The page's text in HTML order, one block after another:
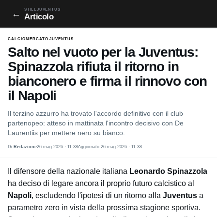
← STILEJUVENTUS
Articolo
CALCIOMERCATO JUVENTUS
Salto nel vuoto per la Juventus:
Spinazzola rifiuta il ritorno in
bianconero e firma il rinnovo con
il Napoli
Il terzino azzurro ha trovato l'accordo definitivo con il club
partenopeo: atteso in mattinata l'incontro decisivo con De
Laurentiis per mettere nero su bianco.
Di Redazione26 mag 2026 · 11:38Aggiornato 26 mag 2026 · 11:38
Il difensore della nazionale italiana Leonardo Spinazzola
ha deciso di legare ancora il proprio futuro calcistico al
Napoli, escludendo l'ipotesi di un ritorno alla Juventus a
parametro zero in vista della prossima stagione sportiva.